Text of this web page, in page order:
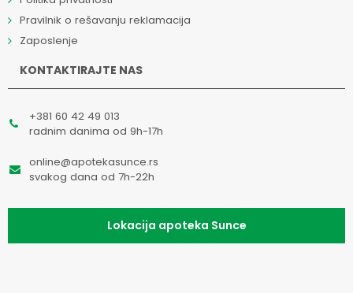
Pravilnik o rešavanju reklamacija
Zaposlenje
KONTAKTIRAJTE NAS
+381 60 42 49 013
radnim danima od 9h-17h
online@apotekasunce.rs
svakog dana od 7h-22h
Lokacija apoteka Sunce